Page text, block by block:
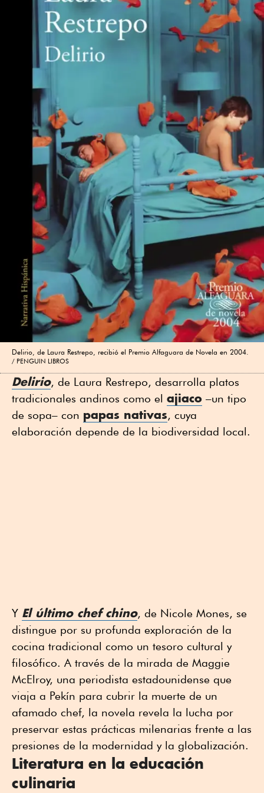
Delirio, de Laura Restrepo, recibió el Premio Alfaguara de Novela en 2004.
PENGUIN LIBROS
Delirio, de Laura Restrepo, desarrolla platos
tradicionales andinos como el ajiaco –un tipo
de sopa– con papas nativas, cuya
elaboración depende de la biodiversidad local.
Y El último chef chino, de Nicole Mones, se
distingue por su profunda exploración de la
cocina tradicional como un tesoro cultural y
filosófico. A través de la mirada de Maggie
McElroy, una periodista estadounidense que
viaja a Pekín para cubrir la muerte de un
afamado chef, la novela revela la lucha por
preservar estas prácticas milenarias frente a las
presiones de la modernidad y la globalización.
Literatura en la educación
culinaria